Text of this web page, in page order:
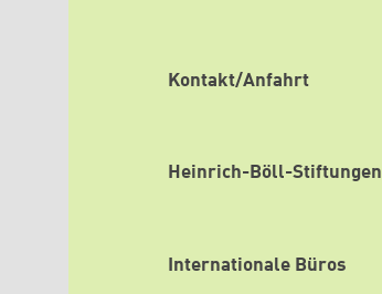
Kontakt/Anfahrt
Heinrich-Böll-Stiftungen
Internationale Büros